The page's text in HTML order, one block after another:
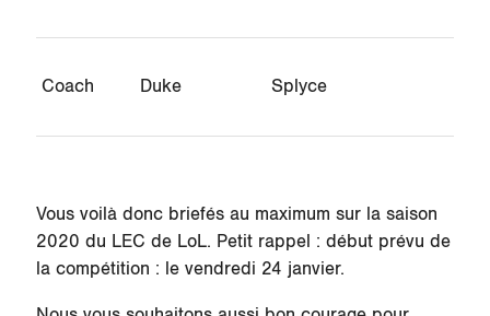
Coach Duke Splyce
Vous voilà donc briefés au maximum sur la saison
2020 du LEC de LoL. Petit rappel : début prévu de
la compétition : le vendredi 24 janvier.